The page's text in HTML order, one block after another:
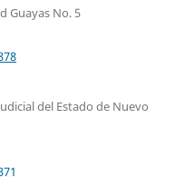
Guayas No. 5
del Estado de Nuevo